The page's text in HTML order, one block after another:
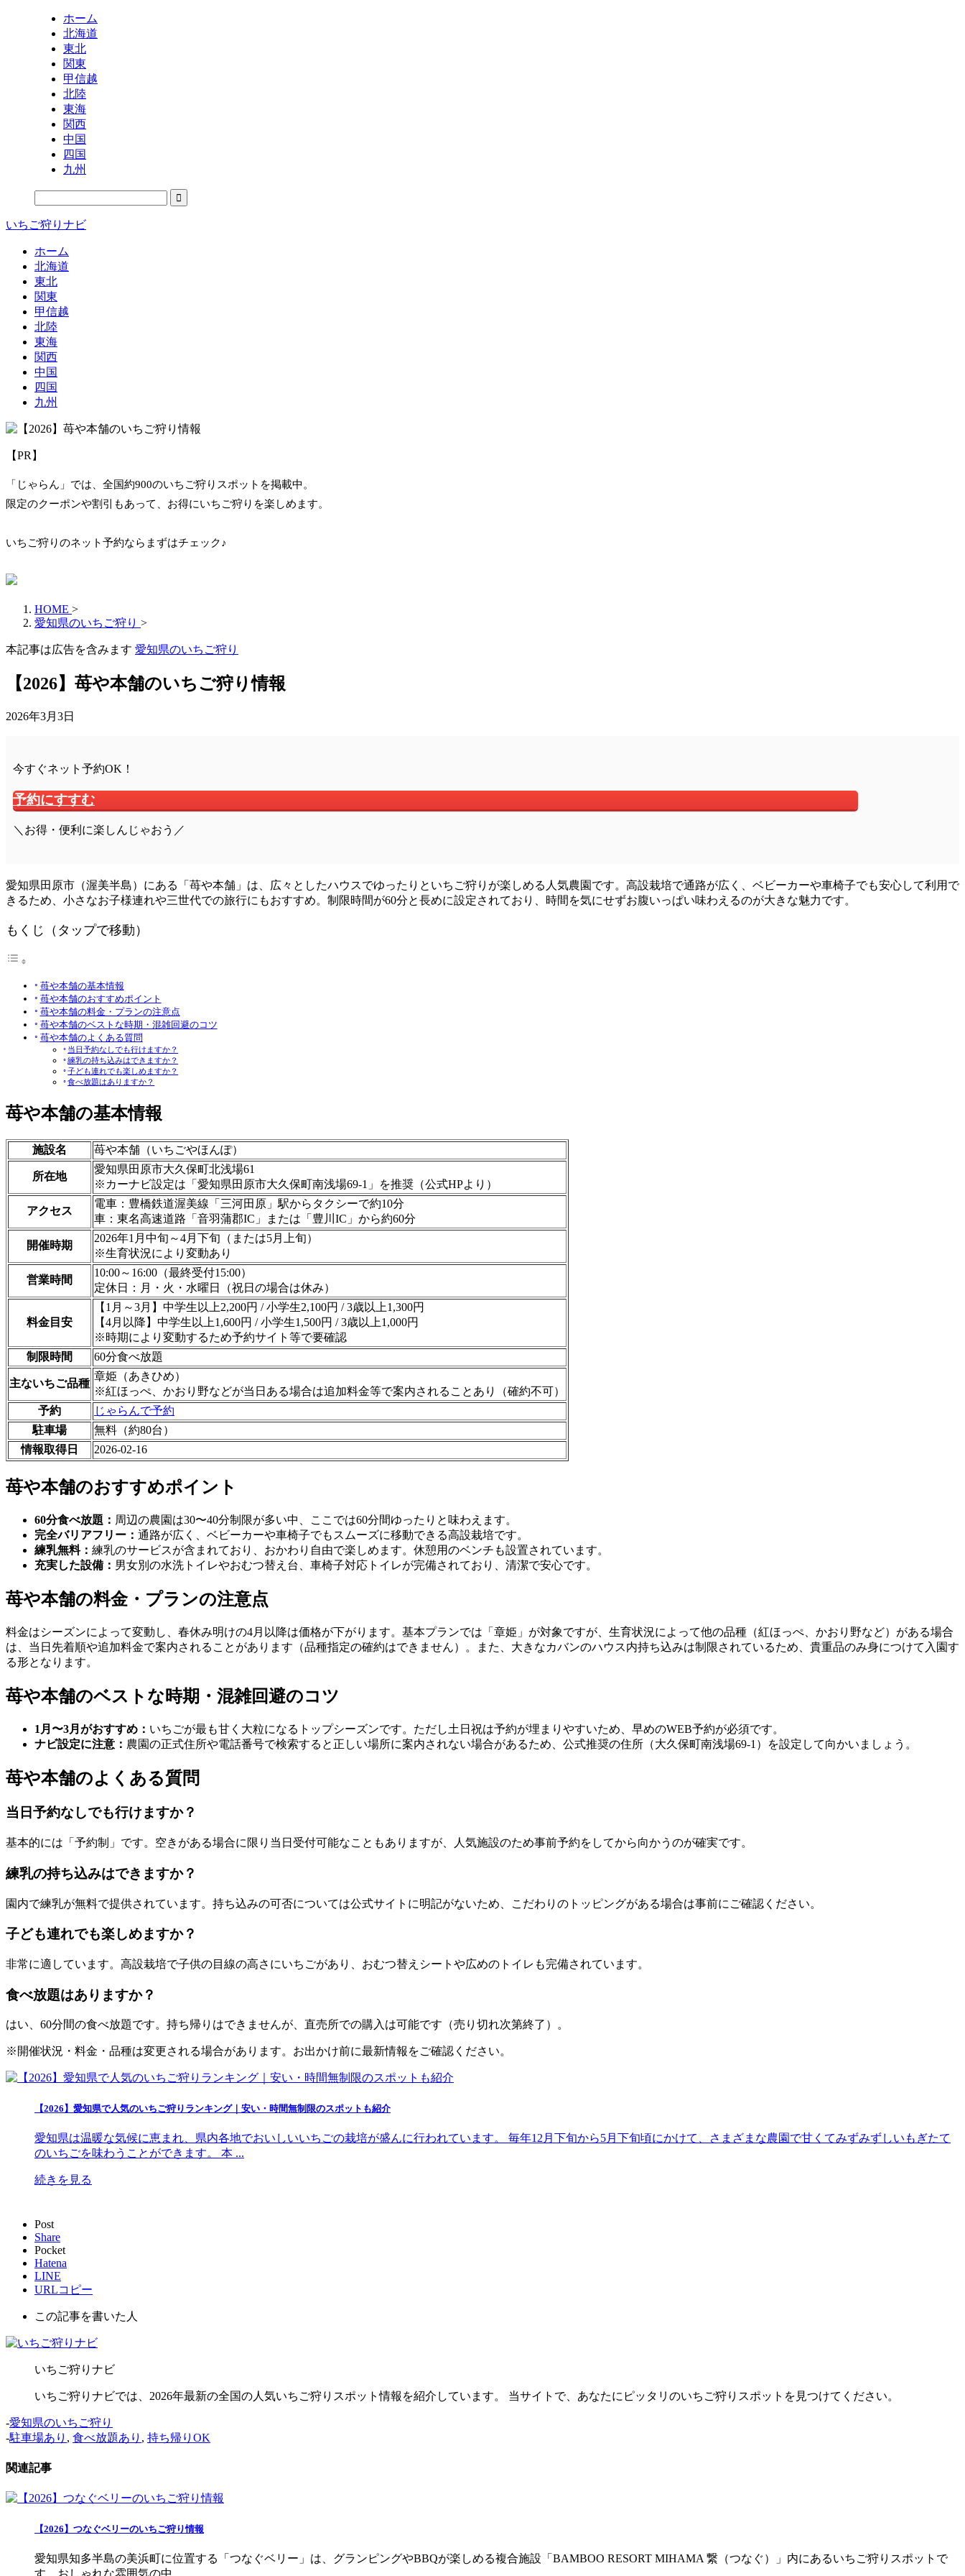
ホーム
北海道
東北
関東
甲信越
北陸
東海
関西
中国
四国
九州
いちご狩りナビ
ホーム
北海道
東北
関東
甲信越
北陸
東海
関西
中国
四国
九州
【PR】
「じゃらん」では、全国約900のいちご狩りスポットを掲載中。
限定のクーポンや割引もあって、お得にいちご狩りを楽しめます。
いちご狩りのネット予約ならまずはチェック♪
HOME >
愛知県のいちご狩り >
本記事は広告を含みます 愛知県のいちご狩り
【2026】苺や本舗のいちご狩り情報
2026年3月3日
今すぐネット予約OK！
予約にすすむ
＼お得・便利に楽しんじゃおう／
愛知県田原市（渥美半島）にある「苺や本舗」は、広々としたハウスでゆったりといちご狩りが楽しめる人気農園です。高設栽培で通路が広く、ベビーカーや車椅子でも安心して利用で
きるため、小さなお子様連れや三世代での旅行にもおすすめ。制限時間が60分と長めに設定されており、時間を気にせずお腹いっぱい味わえるのが大きな魅力です。
もくじ（タップで移動）
苺や本舗の基本情報
苺や本舗のおすすめポイント
苺や本舗の料金・プランの注意点
苺や本舗のベストな時期・混雑回避のコツ
苺や本舗のよくある質問
当日予約なしでも行けますか？
練乳の持ち込みはできますか？
子ども連れでも楽しめますか？
食べ放題はありますか？
苺や本舗の基本情報
施設名 苺や本舗（いちごやほんぽ）
所在地
愛知県田原市大久保町北浅場61
※カーナビ設定は「愛知県田原市大久保町南浅場69-1」を推奨（公式HPより）
アクセス
電車：豊橋鉄道渥美線「三河田原」駅からタクシーで約10分
車：東名高速道路「音羽蒲郡IC」または「豊川IC」から約60分
開催時期
2026年1月中旬～4月下旬（または5月上旬）
※生育状況により変動あり
営業時間
10:00～16:00（最終受付15:00）
定休日：月・火・水曜日（祝日の場合は休み）
料金目安
【1月～3月】中学生以上2,200円 / 小学生2,100円 / 3歳以上1,300円
【4月以降】中学生以上1,600円 / 小学生1,500円 / 3歳以上1,000円
※時期により変動するため予約サイト等で要確認
制限時間
60分食べ放題
主ないちご品種
章姫（あきひめ）
※紅ほっぺ、かおり野などが当日ある場合は追加料金等で案内されることあり（確約不可）
予約
じゃらんで予約
駐車場
無料（約80台）
情報取得日
2026-02-16
苺や本舗のおすすめポイント
60分食べ放題： 周辺の農園は30〜40分制限が多い中、ここでは60分間ゆったりと味わえます。
完全バリアフリー： 通路が広く、ベビーカーや車椅子でもスムーズに移動できる高設栽培です。
練乳無料： 練乳のサービスが含まれており、おかわり自由で楽しめます。休憩用のベンチも設置されています。
充実した設備： 男女別の水洗トイレやおむつ替え台、車椅子対応トイレが完備されており、清潔で安心です。
苺や本舗の料金・プランの注意点
料金はシーズンによって変動し、春休み明けの4月以降は価格が下がります。基本プランでは「章姫」が対象ですが、生育状況によって他の品種（紅ほっぺ、かおり野など）がある場合
は、当日先着順や追加料金で案内されることがあります（品種指定の確約はできません）。また、大きなカバンのハウス内持ち込みは制限されているため、貴重品のみ身につけて入園す
る形となります。
苺や本舗のベストな時期・混雑回避のコツ
1月〜3月がおすすめ： いちごが最も甘く大粒になるトップシーズンです。ただし土日祝は予約が埋まりやすいため、早めのWEB予約が必須です。
ナビ設定に注意： 農園の正式住所や電話番号で検索すると正しい場所に案内されない場合があるため、公式推奨の住所（大久保町南浅場69-1）を設定して向かいましょう。
苺や本舗のよくある質問
当日予約なしでも行けますか？
基本的には「予約制」です。空きがある場合に限り当日受付可能なこともありますが、人気施設のため事前予約をしてから向かうのが確実です。
練乳の持ち込みはできますか？
園内で練乳が無料で提供されています。持ち込みの可否については公式サイトに明記がないため、こだわりのトッピングがある場合は事前にご確認ください。
子ども連れでも楽しめますか？
非常に適しています。高設栽培で子供の目線の高さにいちごがあり、おむつ替えシートや広めのトイレも完備されています。
食べ放題はありますか？
はい、60分間の食べ放題です。持ち帰りはできませんが、直売所での購入は可能です（売り切れ次第終了）。
※開催状況・料金・品種は変更される場合があります。お出かけ前に最新情報をご確認ください。
【2026】愛知県で人気のいちご狩りランキング｜安い・時間無制限のスポットも紹介
愛知県は温暖な気候に恵まれ、県内各地でおいしいいちごの栽培が盛んに行われています。 毎年12月下旬から5月下旬頃にかけて、さまざまな農園で甘くてみずみずしいもぎたて
のいちごを味わうことができます。 本 ...
続きを見る
Post
Share
Pocket
Hatena
LINE
URLコピー
この記事を書いた人
いちご狩りナビ
いちご狩りナビでは、2026年最新の全国の人気いちご狩りスポット情報を紹介しています。 当サイトで、あなたにピッタリのいちご狩りスポットを見つけてください。
-愛知県のいちご狩り
-駐車場あり , 食べ放題あり , 持ち帰りOK
関連記事
【2026】つなぐベリーのいちご狩り情報
愛知県知多半島の美浜町に位置する「つなぐベリー」は、グランピングやBBQが楽しめる複合施設「BAMBOO RESORT MIHAMA 繋（つなぐ）」内にあるいちご狩りスポットで
す。おしゃれな雰囲気の中 ...